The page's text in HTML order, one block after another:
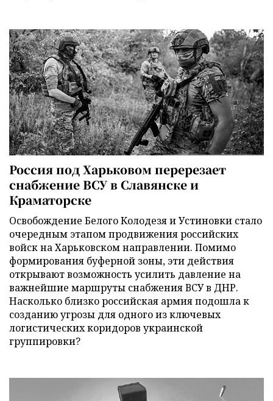
Россия под Харьковом перерезает
снабжение ВСУ в Славянске и
Краматорске
Освобождение Белого Колодезя и Устиновки стало
очередным этапом продвижения российских
войск на Харьковском направлении. Помимо
формирования буферной зоны, эти действия
открывают возможность усилить давление на
важнейшие маршруты снабжения ВСУ в ДНР.
Насколько близко российская армия подошла к
созданию угрозы для одного из ключевых
логистических коридоров украинской
группировки?